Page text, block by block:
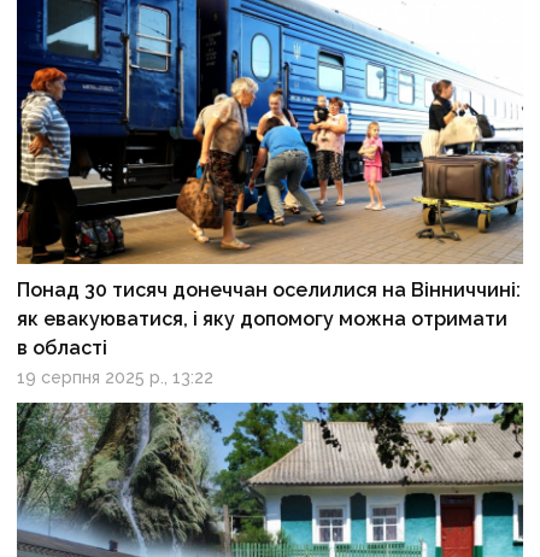
Понад 30 тисяч донеччан оселилися на Вінниччині:
як евакуюватися, і яку допомогу можна отримати
в області
19 серпня 2025 р., 13:22